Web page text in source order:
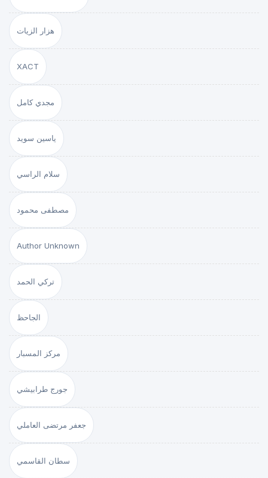
هزار الزيات
XACT
مجدي كامل
ياسين سويد
سلام الراسي
مصطفى محمود
Author Unknown
تركي الحمد
الجاحظ
مركز المسبار
جورج طرابيشي
جعفر مرتضى العاملي
سطان القاسمي